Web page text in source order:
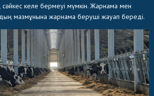
келе бермеуі мүмкін. Жарнама мен
мазмұнына жарнама беруші жауап береді.